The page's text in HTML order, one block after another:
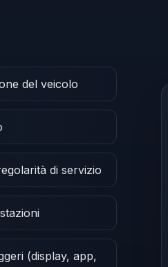
del veicolo
di servizio
(display, app,